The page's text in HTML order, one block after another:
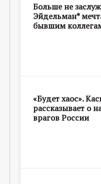
Больше не
Эйдельман*
бывшим
«Будет хаос».
рассказывает о
врагов России